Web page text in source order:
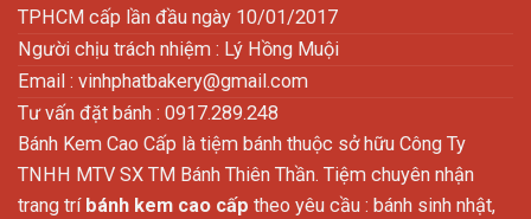
TPHCM cấp lần đầu ngày 10/01/2017
Người chịu trách nhiệm : Lý Hồng Muội
Email : vinhphatbakery@gmail.com
Tư vấn đặt bánh : 0917.289.248
Bánh Kem Cao Cấp là tiệm bánh thuộc sở hữu Công Ty
TNHH MTV SX TM Bánh Thiên Thần. Tiệm chuyên nhận
trang trí bánh kem cao cấp theo yêu cầu : bánh sinh nhật,